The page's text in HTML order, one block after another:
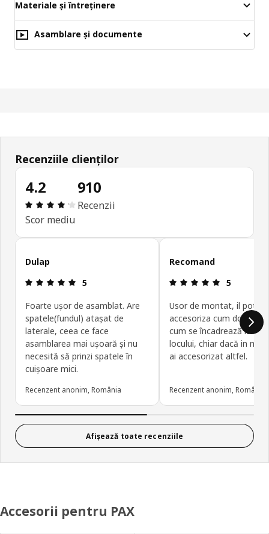
Materiale și întreținere
Asamblare și documente
Recenziile clienților
4.2
Prezentare generală: 4.2 din 5 stele Total
Scor mediu
910
Recenzii
Omite recenziile clienților
Dulap
Prezentare generală: 5 din 5 stele
5
Foarte ușor de asamblat. Are
spatele(fundul) atașat de
laterale, ceea ce face
asamblarea mai ușoară și nu
necesită să prinzi spatele în
cuișoare mici.
Recenzent anonim, România
Recomand
5
Usor de montat, il poti
accesoriza cum dorești
cum se încadrează la fata
locului, chiar dacă in
ai accesorizat altfel.
Recenzent anonim, România
Afișează toate recenziile
Accesorii pentru PAX